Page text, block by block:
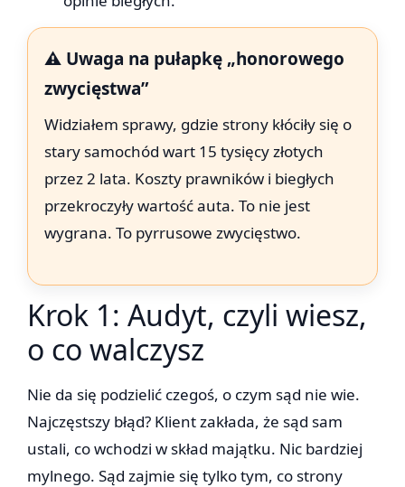
⚠️ Uwaga na pułapkę „honorowego
zwycięstwa”
Widziałem sprawy, gdzie strony kłóciły się o
stary samochód wart 15 tysięcy złotych
przez 2 lata. Koszty prawników i biegłych
przekroczyły wartość auta. To nie jest
wygrana. To pyrrusowe zwycięstwo.
Krok 1: Audyt, czyli wiesz,
o co walczysz
Nie da się podzielić czegoś, o czym sąd nie wie.
Najczęstszy błąd? Klient zakłada, że sąd sam
ustali, co wchodzi w skład majątku. Nic bardziej
mylnego. Sąd zajmie się tylko tym, co strony